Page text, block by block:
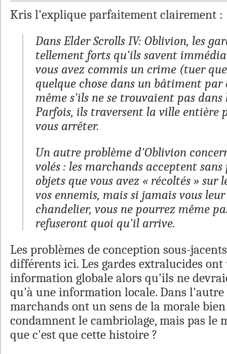
Kris l'explique parfaitement clairement :
Dans Elder Scrolls IV: Oblivion, les
tellement forts qu'ils savent
vous avez commis un crime (tuer
quelque chose dans un bâtiment par
même s'ils ne se trouvaient pas dans
Parfois, ils traversent la ville entière
vous arrêter.
Un autre problème d'Oblivion
volés : les marchands acceptent sans
objets que vous avez « récoltés » sur
vos ennemis, mais si jamais vous
chandelier, vous ne pourrez même
refuseront quoi qu'il arrive.
Les problèmes de conception sous-
différents ici. Les gardes extralucides ont
information globale alors qu'ils ne
qu'à une information locale. Dans l'autre
marchands ont un sens de la morale
condamnent le cambriolage, mais pas le
que c'est que cette histoire ?